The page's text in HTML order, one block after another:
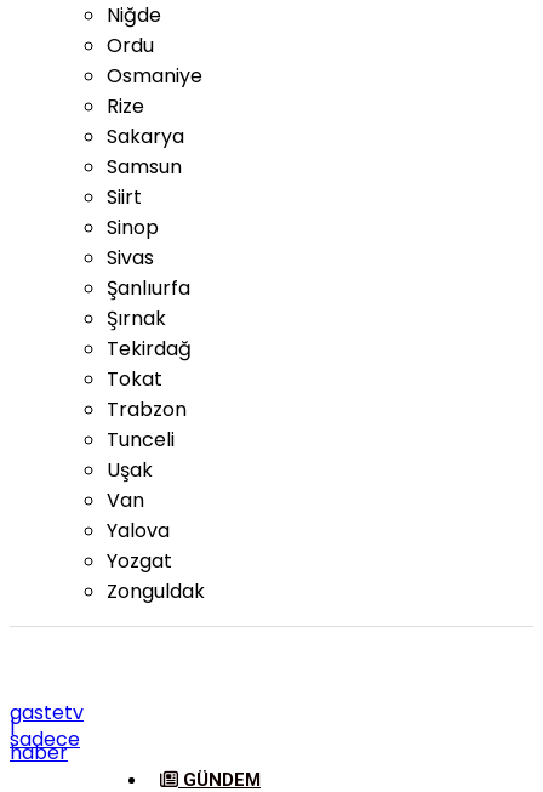
Niğde
Ordu
Osmaniye
Rize
Sakarya
Samsun
Siirt
Sinop
Sivas
Şanlıurfa
Şırnak
Tekirdağ
Tokat
Trabzon
Tunceli
Uşak
Van
Yalova
Yozgat
Zonguldak
gastetv
|
sadece
haber
GÜNDEM